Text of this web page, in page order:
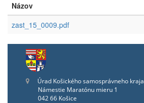
Názov
zast_15_0009.pdf
Úrad Košického samosprávneho kraja
Námestie Maratónu mieru 1
042 66 Košice